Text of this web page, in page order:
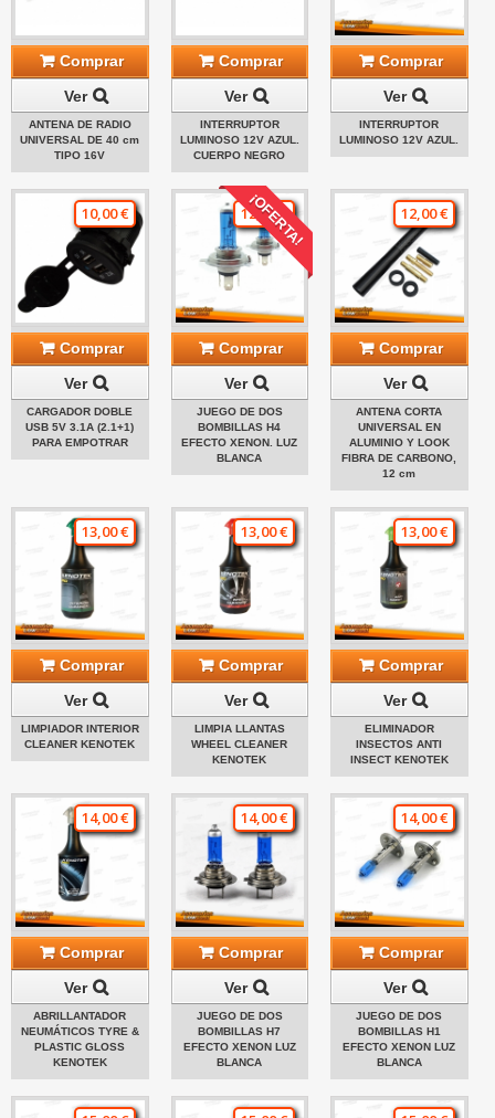
Comprar
Ver
ANTENA DE RADIO
UNIVERSAL DE 40 cm
TIPO 16V
Comprar
Ver
INTERRUPTOR
LUMINOSO 12V AZUL.
CUERPO NEGRO
Comprar
Ver
INTERRUPTOR
LUMINOSO 12V AZUL.
10,00 €
Comprar
Ver
CARGADOR DOBLE
USB 5V 3.1A (2.1+1)
PARA EMPOTRAR
¡OFERTA!
12,00 €
Comprar
Ver
JUEGO DE DOS
BOMBILLAS H4
EFECTO XENON. LUZ
BLANCA
12,00 €
Comprar
Ver
ANTENA CORTA
UNIVERSAL EN
ALUMINIO Y LOOK
FIBRA DE CARBONO,
12 cm
13,00 €
Comprar
Ver
LIMPIADOR INTERIOR
CLEANER KENOTEK
13,00 €
Comprar
Ver
LIMPIA LLANTAS
WHEEL CLEANER
KENOTEK
13,00 €
Comprar
Ver
ELIMINADOR
INSECTOS ANTI
INSECT KENOTEK
14,00 €
Comprar
Ver
ABRILLANTADOR
NEUMÁTICOS TYRE &
PLASTIC GLOSS
KENOTEK
14,00 €
Comprar
Ver
JUEGO DE DOS
BOMBILLAS H7
EFECTO XENON LUZ
BLANCA
14,00 €
Comprar
Ver
JUEGO DE DOS
BOMBILLAS H1
EFECTO XENON LUZ
BLANCA